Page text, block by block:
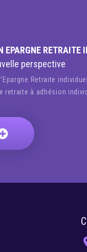
EPARGNE RETRAITE
perspective
Retraite
retraite à adhésion